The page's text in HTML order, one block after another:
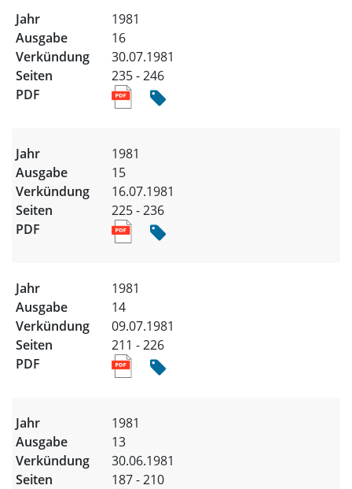
1981
16
30.07.1981
235 - 246
1981
15
16.07.1981
225 - 236
1981
14
09.07.1981
211 - 226
1981
13
30.06.1981
187 - 210